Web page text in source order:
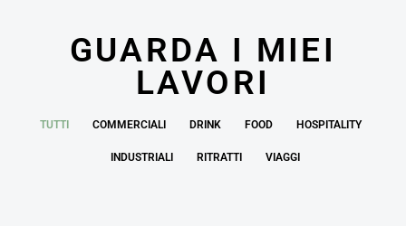
GUARDA I MIEI
LAVORI
TUTTI COMMERCIALI DRINK FOOD HOSPITALITY
INDUSTRIALI RITRATTI VIAGGI